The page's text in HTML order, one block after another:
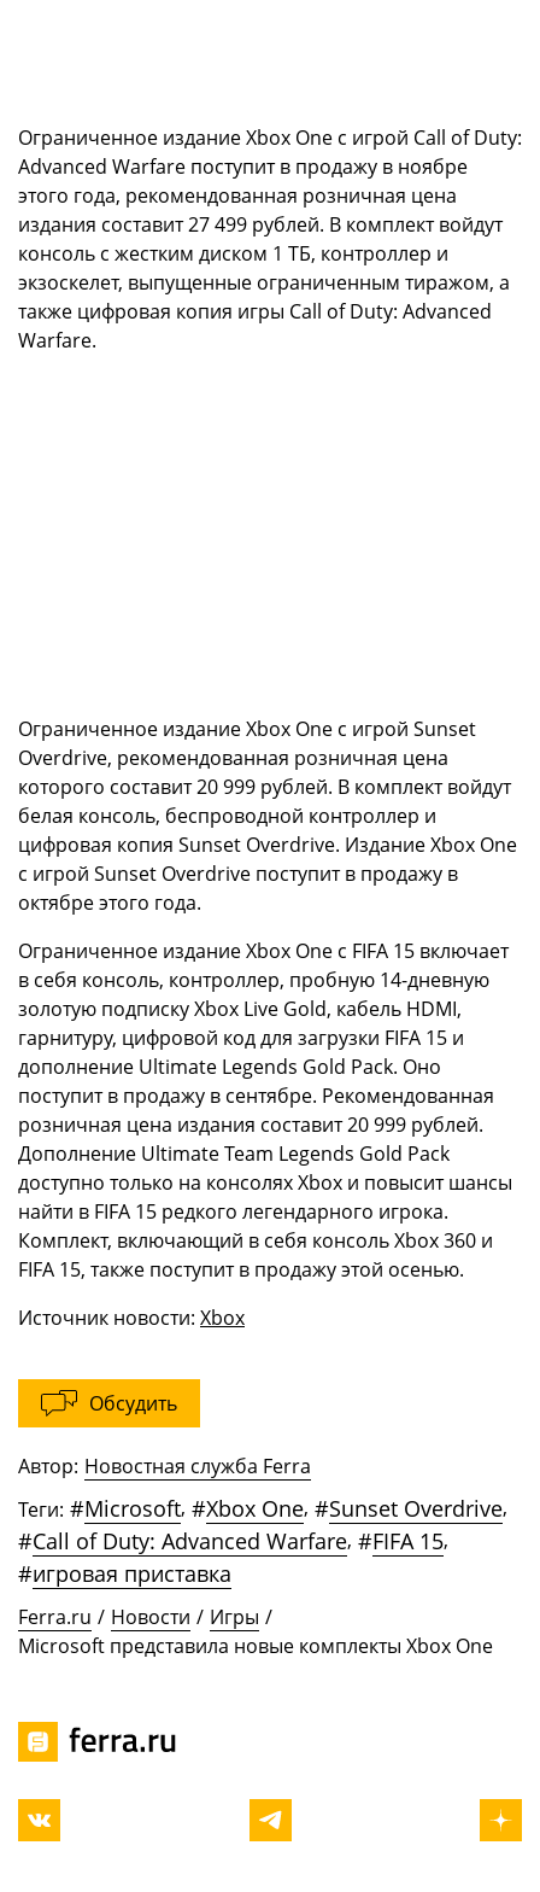
Ограниченное издание Xbox One с игрой Call of Duty:
Advanced Warfare поступит в продажу в ноябре
этого года, рекомендованная розничная цена
издания составит 27 499 рублей. В комплект войдут
консоль с жестким диском 1 ТБ, контроллер и
экзоскелет, выпущенные ограниченным тиражом, а
также цифровая копия игры Call of Duty: Advanced
Warfare.
Ограниченное издание Xbox One с игрой Sunset
Overdrive, рекомендованная розничная цена
которого составит 20 999 рублей. В комплект войдут
белая консоль, беспроводной контроллер и
цифровая копия Sunset Overdrive. Издание Xbox One
с игрой Sunset Overdrive поступит в продажу в
октябре этого года.
Ограниченное издание Xbox One с FIFA 15 включает
в себя консоль, контроллер, пробную 14-дневную
золотую подписку Xbox Live Gold, кабель HDMI,
гарнитуру, цифровой код для загрузки FIFA 15 и
дополнение Ultimate Legends Gold Pack. Оно
поступит в продажу в сентябре. Рекомендованная
розничная цена издания составит 20 999 рублей.
Дополнение Ultimate Team Legends Gold Pack
доступно только на консолях Xbox и повысит шансы
найти в FIFA 15 редкого легендарного игрока.
Комплект, включающий в себя консоль Xbox 360 и
FIFA 15, также поступит в продажу этой осенью.
Источник новости: Xbox
Обсудить
Автор: Новостная служба Ferra
Теги: #Microsoft, #Xbox One, #Sunset Overdrive,
#Call of Duty: Advanced Warfare, #FIFA 15,
#игровая приставка
Ferra.ru / Новости / Игры /
Microsoft представила новые комплекты Xbox One